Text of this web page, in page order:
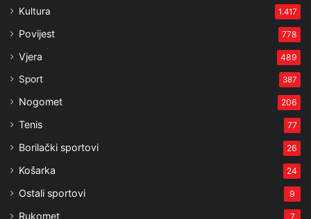
Kultura 1.417
Povijest 778
Vjera 489
Sport 387
Nogomet 206
Tenis 77
Borilački sportovi 26
Košarka 24
Ostali sportovi 9
Rukomet 7